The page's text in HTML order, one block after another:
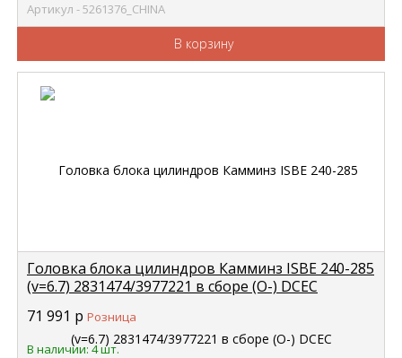
Артикул - 5261376_CHINA
В корзину
Головка блока цилиндров Камминз ISBE 240-285
(v=6.7) 2831474/3977221 в сборе (О-) DCEC
71 991 р Розница
В наличии: 4 шт.